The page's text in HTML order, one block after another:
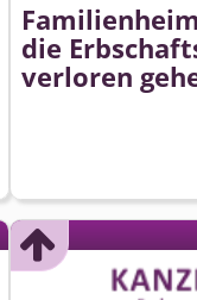
die
verloren